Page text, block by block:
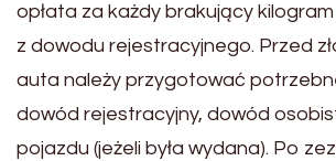
opłata za każdy brakujący
z dowodu rejestracyjnego. Przed
auta należy przygotować
dowód rejestracyjny, dowód
pojazdu (jeżeli była wydana). Po